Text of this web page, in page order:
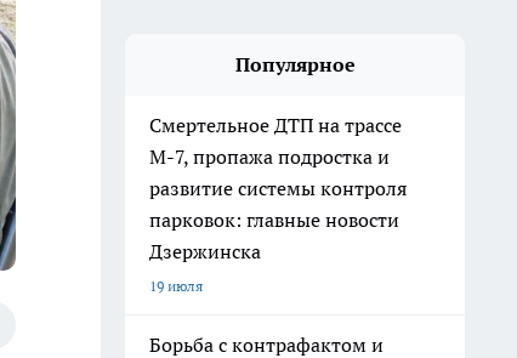
Популярное
Смертельное ДТП на трассе
М-7, пропажа подростка и
развитие системы контроля
парковок: главные новости
Дзержинска
19 июля
Борьба с контрафактом и